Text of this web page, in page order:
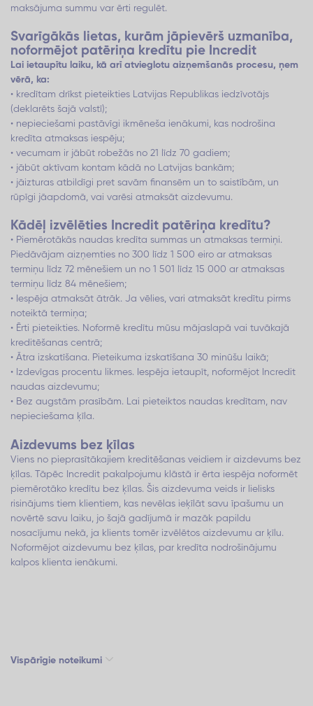
maksājuma summu var ērti regulēt.
Svarīgākās lietas, kurām jāpievērš uzmanība,
noformējot patēriņa kredītu pie Incredit
Lai ietaupītu laiku, kā arī atvieglotu aizņemšanās procesu, ņem
vērā, ka:
• kredītam drīkst pieteikties Latvijas Republikas iedzīvotājs
(deklarēts šajā valstī);
• nepieciešami pastāvīgi ikmēneša ienākumi, kas nodrošina
kredīta atmaksas iespēju;
• vecumam ir jābūt robežās no 21 līdz 70 gadiem;
• jābūt aktīvam kontam kādā no Latvijas bankām;
• jāizturas atbildīgi pret savām finansēm un to saistībām, un
rūpīgi jāapdomā, vai varēsi atmaksāt aizdevumu.
Kādēļ izvēlēties Incredit patēriņa kredītu?
• Piemērotākās naudas kredīta summas un atmaksas termiņi.
Piedāvājam aizņemties no 300 līdz 1 500 eiro ar atmaksas
termiņu līdz 72 mēnešiem un no 1 501 līdz 15 000 ar atmaksas
termiņu līdz 84 mēnešiem;
• Iespēja atmaksāt ātrāk. Ja vēlies, vari atmaksāt kredītu pirms
noteiktā termiņa;
• Ērti pieteikties. Noformē kredītu mūsu mājaslapā vai tuvākajā
kreditēšanas centrā;
• Ātra izskatīšana. Pieteikuma izskatīšana 30 minūšu laikā;
• Izdevīgas procentu likmes. Iespēja ietaupīt, noformējot Incredit
naudas aizdevumu;
• Bez augstām prasībām. Lai pieteiktos naudas kredītam, nav
nepieciešama ķīla.
Aizdevums bez ķīlas
Viens no pieprasītākajiem kreditēšanas veidiem ir aizdevums bez
ķīlas. Tāpēc Incredit pakalpojumu klāstā ir ērta iespēja noformēt
piemērotāko kredītu bez ķīlas. Šis aizdevuma veids ir lielisks
risinājums tiem klientiem, kas nevēlas ieķīlāt savu īpašumu un
novērtē savu laiku, jo šajā gadījumā ir mazāk papildu
nosacījumu nekā, ja klients tomēr izvēlētos aizdevumu ar ķīlu.
Noformējot aizdevumu bez ķīlas, par kredīta nodrošinājumu
kalpos klienta ienākumi.
Vispārīgie noteikumi